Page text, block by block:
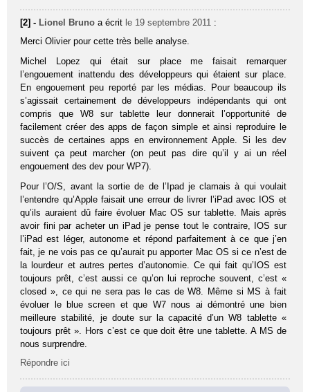
[2] - Lionel Bruno a écrit le 19 septembre 2011 :
Merci Olivier pour cette très belle analyse.
Michel Lopez qui était sur place me faisait remarquer
l’engouement inattendu des développeurs qui étaient sur place.
En engouement peu reporté par les médias. Pour beaucoup ils
s’agissait certainement de développeurs indépendants qui ont
compris que W8 sur tablette leur donnerait l’opportunité de
facilement créer des apps de façon simple et ainsi reproduire le
succès de certaines apps en environnement Apple. Si les dev
suivent ça peut marcher (on peut pas dire qu’il y ai un réel
engouement des dev pour WP7).
Pour l’O/S, avant la sortie de de l’Ipad je clamais à qui voulait
l’entendre qu’Apple faisait une erreur de livrer l’iPad avec IOS et
qu’ils auraient dû faire évoluer Mac OS sur tablette. Mais après
avoir fini par acheter un iPad je pense tout le contraire, IOS sur
l’iPad est léger, autonome et répond parfaitement à ce que j’en
fait, je ne vois pas ce qu’aurait pu apporter Mac OS si ce n’est de
la lourdeur et autres pertes d’autonomie. Ce qui fait qu’IOS est
toujours prêt, c’est aussi ce qu’on lui reproche souvent, c’est «
closed », ce qui ne sera pas le cas de W8. Même si MS à fait
évoluer le blue screen et que W7 nous ai démontré une bien
meilleure stabilité, je doute sur la capacité d’un W8 tablette «
toujours prêt ». Hors c’est ce que doit être une tablette. A MS de
nous surprendre.
Répondre ici